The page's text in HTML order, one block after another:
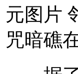
元图片
咒暗礁